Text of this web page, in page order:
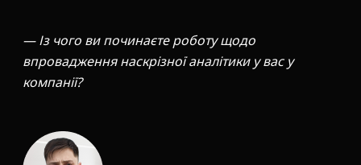
— Із чого ви починаєте роботу щодо
впровадження наскрізної аналітики у вас у
компанії?